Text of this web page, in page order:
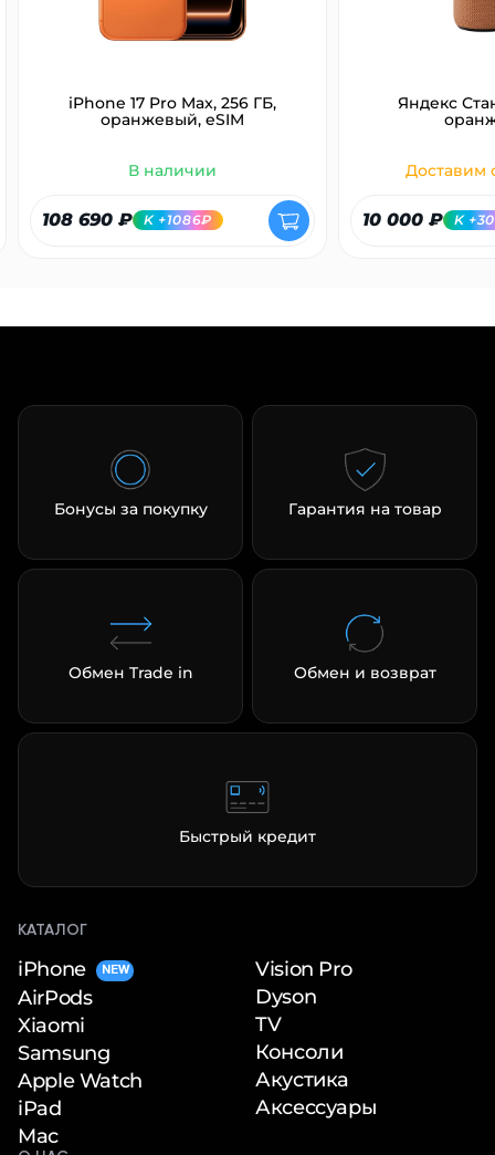
iPhone 17 Pro Max, 256 ГБ,
оранжевый, eSIM
В наличии
108 690 ₽ K +1086₽
Яндекс
Доставим
10 000 ₽ K
Бонусы за покупку Гарантия на товар
Обмен Trade in Обмен и возврат
Быстрый кредит
КАТАЛОГ
iPhone NEW
AirPods
Xiaomi
Samsung
Apple Watch
iPad
Mac
Vision Pro
Dyson
TV
Консоли
Акустика
Аксессуары